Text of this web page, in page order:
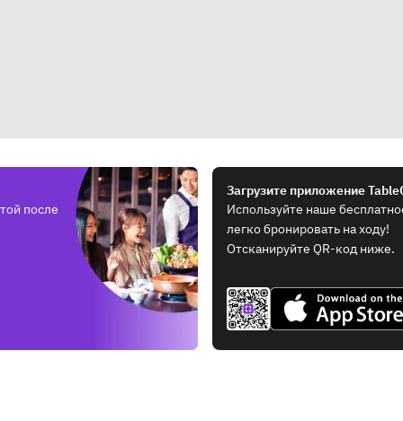
после
Загрузите приложение
Используйте наше
легко бронировать на ходу!
Отсканируйте QR-код ниже.